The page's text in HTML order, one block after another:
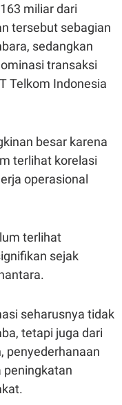
miliar dari
tersebut sebagian
sedangkan
transaksi
Telkom Indonesia
besar karena
terlihat korelasi
operasional
terlihat
sejak
seharusnya tidak
tetapi juga dari
penyederhanaan
peningkatan